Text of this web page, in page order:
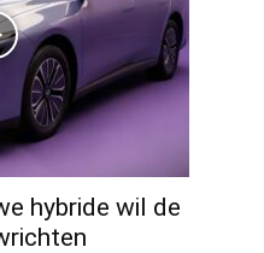
hybride wil de